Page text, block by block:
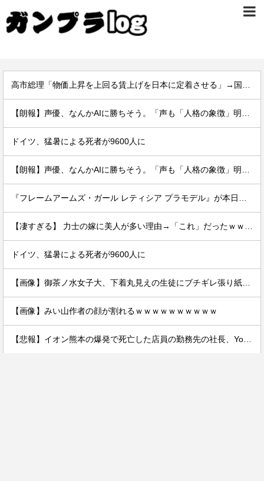
ドイツ、猛暑による死者が9600人に
ドイツ、猛暑による死者が9600人に
【画像】みい山作者の顔が割れるｗｗｗｗｗｗｗｗｗｗ